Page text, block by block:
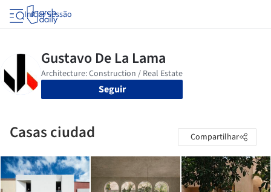
Iniciar sessão
Seguir
Casas ciudad Compartilhar